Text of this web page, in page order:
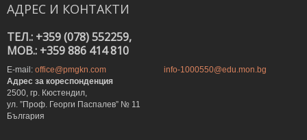
АДРЕС И КОНТАКТИ
ТЕЛ.: +359 (078) 552259,
MOB.: +359 886 414 810
E-mail: office@pmgkn.com
info-1000550@edu.mon.bg
Адрес за кореспонденция
2500, гр. Кюстендил,
ул. ”Проф. Георги Паспалев” № 11
България